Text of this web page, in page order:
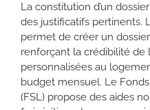
La constitution d’un
des justificatifs pertinents.
permet de créer un
renforçant la crédibilité de
personnalisées au
budget mensuel. Le
(FSL) propose des aides